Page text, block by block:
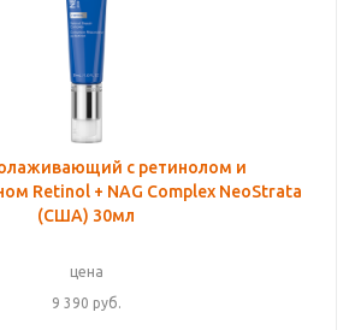
с ретинолом и
Retinol + NAG Complex NeoStrata
(США) 30мл
цена
9 390 руб.